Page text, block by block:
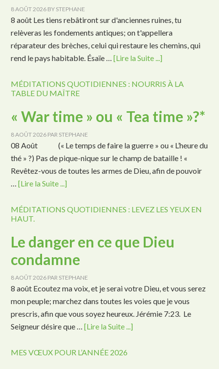
8 AOÛT 2026 BY STEPHANE
8 août Les tiens rebâtiront sur d'anciennes ruines, tu
relèveras les fondements antiques; on t'appellera
réparateur des brèches, celui qui restaure les chemins, qui
rend le pays habitable. Ésaïe …[Lire la Suite ...]
MÉDITATIONS QUOTIDIENNES : NOURRIS À LA
TABLE DU MAÎTRE
« War time » ou « Tea time »?*
8 AOÛT 2026 PAR STEPHANE
08 Août (« Le temps de faire la guerre » ou « L’heure du
thé » ?) Pas de pique-nique sur le champ de bataille ! «
Revêtez-vous de toutes les armes de Dieu, afin de pouvoir
…[Lire la Suite ...]
MÉDITATIONS QUOTIDIENNES : LEVEZ LES YEUX EN
HAUT.
Le danger en ce que Dieu
condamne
8 AOÛT 2026 PAR STEPHANE
8 août Ecoutez ma voix, et je serai votre Dieu, et vous serez
mon peuple; marchez dans toutes les voies que je vous
prescris, afin que vous soyez heureux. Jérémie 7:23. Le
Seigneur désire que …[Lire la Suite ...]
MES VŒUX POUR L’ANNÉE 2026